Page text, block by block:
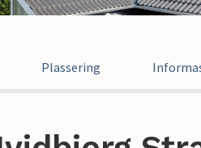
Plassering